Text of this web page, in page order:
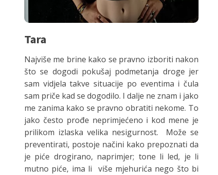
Tara
Najviše me brine kako se pravno izboriti nakon
što se dogodi pokušaj podmetanja droge jer
sam vidjela takve situacije po eventima i čula
sam priče kad se dogodilo. I dalje ne znam i jako
me zanima kako se pravno obratiti nekome. To
jako često prođe neprimjećeno i kod mene je
prilikom izlaska velika nesigurnost. Može se
preventirati, postoje načini kako prepoznati da
je piće drogirano, naprimjer; tone li led, je li
mutno piće, ima li više mjehurića nego što bi